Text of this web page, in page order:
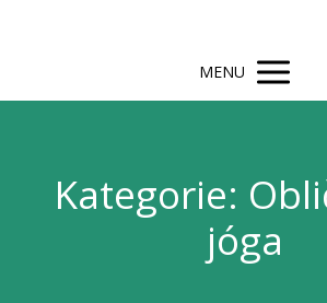
MENU
Kategorie:
jóga